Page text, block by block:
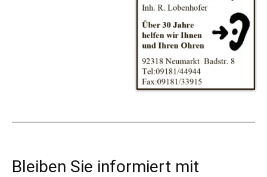
Bleiben Sie informiert mit